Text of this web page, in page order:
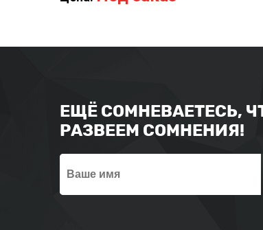
ЕЩЁ СОМНЕВАЕТЕСЬ,
РАЗВЕЕМ СОМНЕНИЯ!